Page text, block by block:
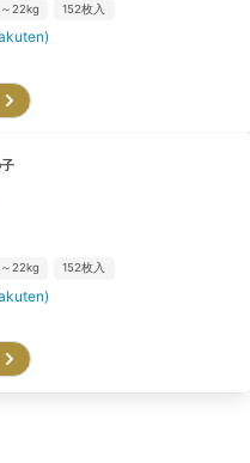
22kg 152枚入
22kg 152枚入